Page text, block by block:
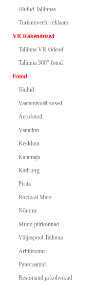
Jõulud Tallinnas
Turismiveebi reklaam
VR Rakendused
Tallinna VR videod
Tallinna 360° fotod
Fotod
Jõulud
Vaatamisväärsused
Aerofotod
Vanalinn
Kesklinn
Kalamaja
Kadriorg
Pirita
Rocca al Mare
Nõmme
Muud piirkonnad
Väljaspool Tallinna
Arhitektuur
Panoraamid
Restoranid ja kohvikud